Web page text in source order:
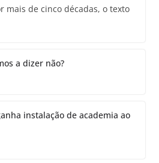
mais de cinco décadas, o texto
a dizer não?
instalação de academia ao